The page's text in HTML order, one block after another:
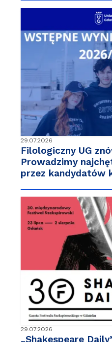
29.07.2026
Filologiczny UG
Prowadzimy
przez kandydatów
29.07.2026
„Shakespeare